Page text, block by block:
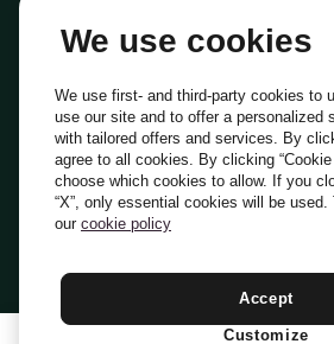
Everli Shoppers
About Us
Everli News
Domande frequenti
Lavora con noi
Diventa Shopper
Investitori
PrivacyCookiePreferenze
Termini e Condizioni
Indirizzo PEC: everli@pec.it - indirizzo
Italiano
We use cookies
We use first- and third-party cookies to
use our site and to offer a personalized
with tailored offers and services. By
agree to all cookies. By clicking
choose which cookies to allow. If you
“X”, only essential cookies will be used.
our cookie policy
Accept
Customize